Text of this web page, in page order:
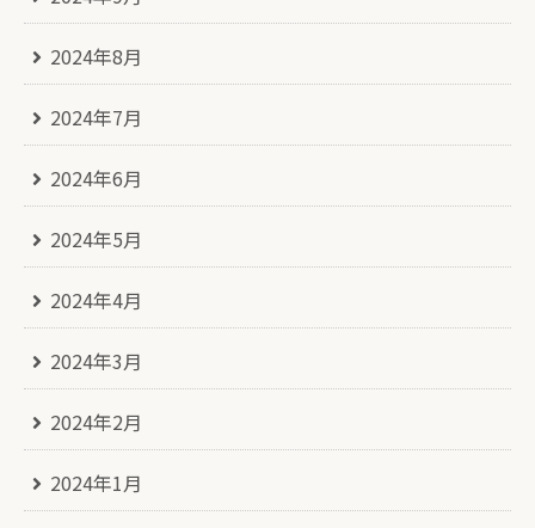
2024年8月
2024年7月
2024年6月
2024年5月
2024年4月
2024年3月
2024年2月
2024年1月